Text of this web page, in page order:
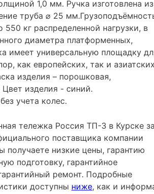
1,0 мм. Ручка изготовлена из
труба ⌀ 25
кг распределенной нагрузки, в
диаметра платформенных,
имеет универсальную площадку
как европейских, так и азиатских
изделия – порошковая,
изделия - синий.
учета колес.
тележка Россия ТП-3 в Курске
поставщика компании
получаете низкие цены, гарантию
подготовку, гарантийное
ремонт. Подробные
доступны ниже, как и